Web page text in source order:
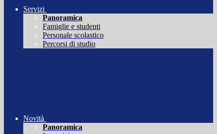
Servizi
Panoramica
Famiglie e studenti
Personale scolastico
Percorsi di studio
Novità
Panoramica